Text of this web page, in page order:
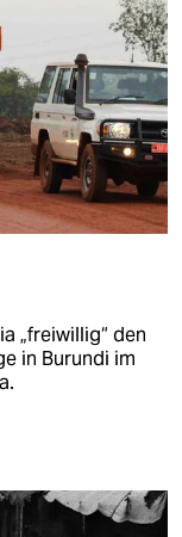
„freiwillig“ den
in Burundi im